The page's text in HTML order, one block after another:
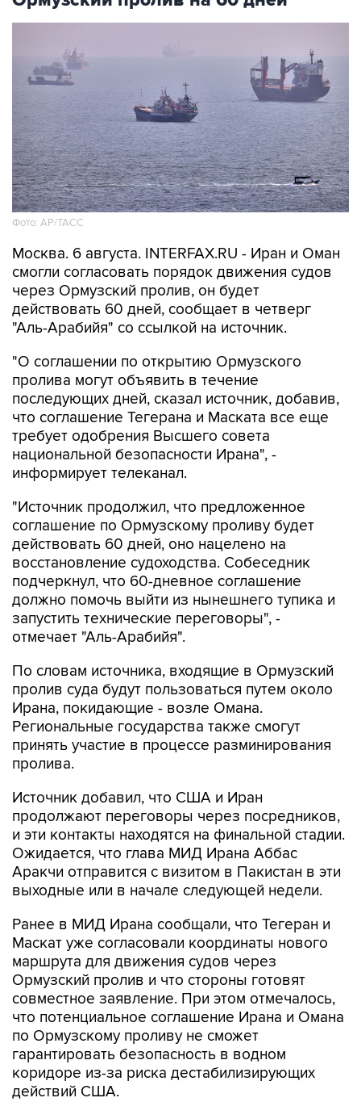
Фото: AP/ТАСС
Москва. 6 августа. INTERFAX.RU - Иран и Оман
смогли согласовать порядок движения судов
через Ормузский пролив, он будет
действовать 60 дней, сообщает в четверг
"Аль-Арабийя" со ссылкой на источник.
"О соглашении по открытию Ормузского
пролива могут объявить в течение
последующих дней, сказал источник, добавив,
что соглашение Тегерана и Маската все еще
требует одобрения Высшего совета
национальной безопасности Ирана", -
информирует телеканал.
"Источник продолжил, что предложенное
соглашение по Ормузскому проливу будет
действовать 60 дней, оно нацелено на
восстановление судоходства. Собеседник
подчеркнул, что 60-дневное соглашение
должно помочь выйти из нынешнего тупика и
запустить технические переговоры", -
отмечает "Аль-Арабийя".
По словам источника, входящие в Ормузский
пролив суда будут пользоваться путем около
Ирана, покидающие - возле Омана.
Региональные государства также смогут
принять участие в процессе разминирования
пролива.
Источник добавил, что США и Иран
продолжают переговоры через посредников,
и эти контакты находятся на финальной стадии.
Ожидается, что глава МИД Ирана Аббас
Аракчи отправится с визитом в Пакистан в эти
выходные или в начале следующей недели.
Ранее в МИД Ирана сообщали, что Тегеран и
Маскат уже согласовали координаты нового
маршрута для движения судов через
Ормузский пролив и что стороны готовят
совместное заявление. При этом отмечалось,
что потенциальное соглашение Ирана и Омана
по Ормузскому проливу не сможет
гарантировать безопасность в водном
коридоре из-за риска дестабилизирующих
действий США.